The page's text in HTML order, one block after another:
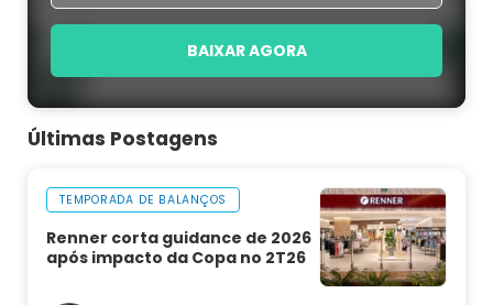
BAIXAR AGORA
Últimas Postagens
TEMPORADA DE BALANÇOS
Renner corta guidance de 2026
após impacto da Copa no 2T26